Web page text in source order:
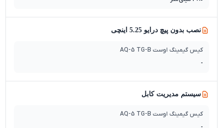
نصب بدون پیچ درایو 5.25 اینچی
کیس گیمینگ اوست AQ-5 TG-B
-
سیستم مدیریت کابل
کیس گیمینگ اوست AQ-5 TG-B